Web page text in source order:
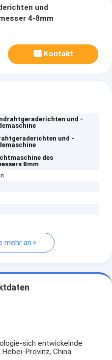
und
4-8mm
Kontakt
und -
und -
des
8mm
mehr an
sich entwickelnde
Provinz, China